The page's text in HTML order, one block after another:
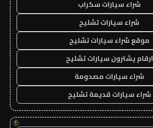
شراء سيارات سكراب
شراء سيارات تشليح
موقع شراء سيارات تشليح
ارقام يشترون سيارات تشليح
شراء سيارات مصدومة
شراء سيارات قديمة تشليح
!